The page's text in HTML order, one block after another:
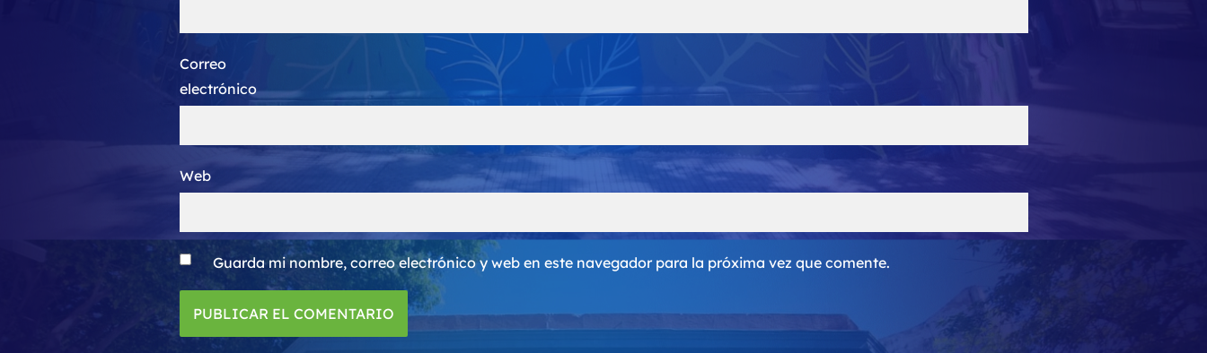
Correo
electrónico
Web
Guarda mi nombre, correo electrónico y web en este navegador para la próxima vez que comente.